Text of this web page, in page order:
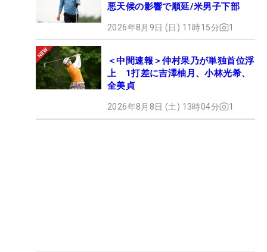
悪天候の影響で順延/米男子下部
2026年8月9日 (日) 11時15分 1
＜中間速報＞仲村果乃が単独首位浮
上 1打差に吉澤柚月、小林光希、
全美貞
2026年8月8日 (土) 13時04分 1